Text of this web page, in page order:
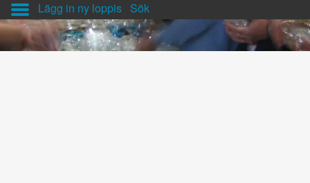
Lägg in ny loppis Sök